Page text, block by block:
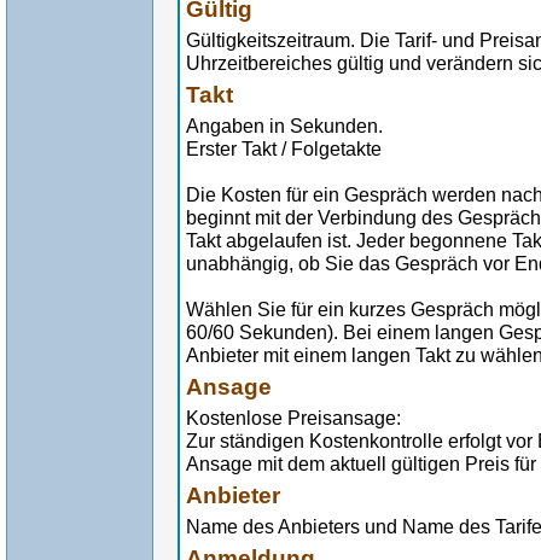
Gültig
Gültigkeitszeitraum. Die Tarif- und
Uhrzeitbereiches gültig und verändern
Takt
Angaben in Sekunden.
Erster Takt / Folgetakte
Die Kosten für ein Gespräch werden
beginnt mit der Verbindung des
Takt abgelaufen ist. Jeder begonnene
unabhängig, ob Sie das Gespräch vor
Wählen Sie für ein kurzes Gespräch
60/60 Sekunden). Bei einem langen
Anbieter mit einem langen Takt zu
Ansage
Kostenlose Preisansage:
Zur ständigen Kostenkontrolle erfolgt
Ansage mit dem aktuell gültigen Preis
Anbieter
Name des Anbieters und Name des